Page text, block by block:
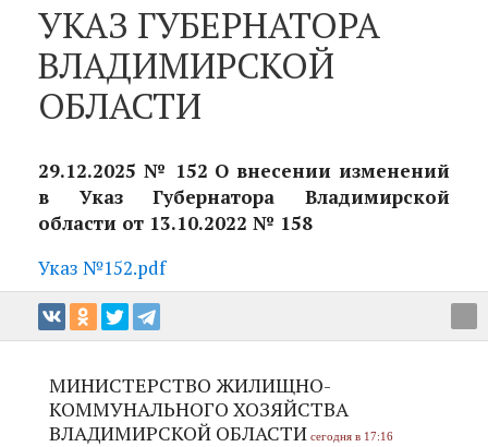
УКАЗ ГУБЕРНАТОРА
ВЛАДИМИРСКОЙ
ОБЛАСТИ
29.12.2025 № 152 О внесении изменений
в Указ Губернатора Владимирской
области от 13.10.2022 № 158
Указ №152.pdf
МИНИСТЕРСТВО ЖИЛИЩНО-
КОММУНАЛЬНОГО ХОЗЯЙСТВА
ВЛАДИМИРСКОЙ ОБЛАСТИ сегодня в 17:16